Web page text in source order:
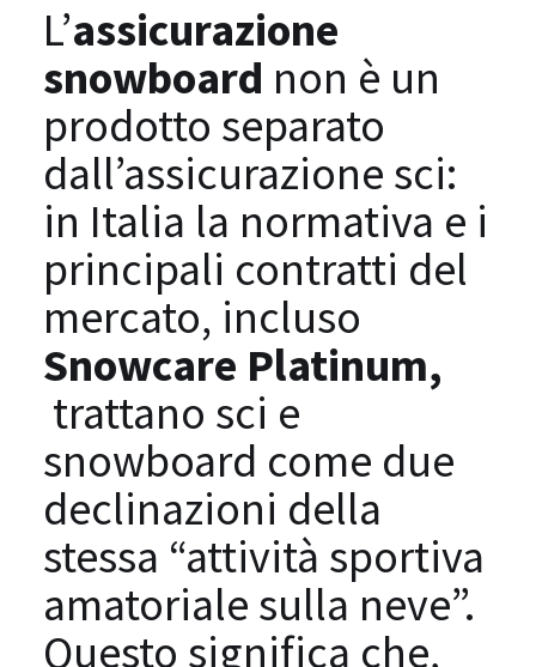
L’assicurazione
snowboard non è un
prodotto separato
dall’assicurazione sci:
in Italia la normativa e i
principali contratti del
mercato, incluso
Snowcare Platinum,
trattano sci e
snowboard come due
declinazioni della
stessa “attività sportiva
amatoriale sulla neve”.
Questo significa che,